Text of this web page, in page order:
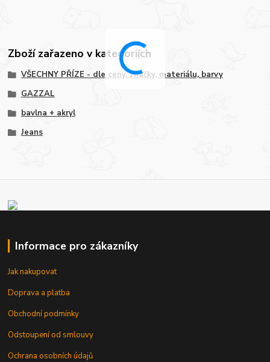
Zboží zařazeno v kategoriích
VŠECHNY PŘÍZE - dle ceny, značky, materiálu, barvy
GAZZAL
bavlna + akryl
Jeans
Informace pro zákazníky
Jak nakupovat
Doprava a platba
Obchodní podmínky
Odstoupení od smlouvy
Ochrana osobních údajů